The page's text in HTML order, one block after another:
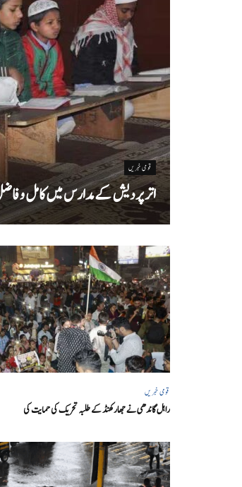
قومی خبریں
اتر پردیش کےمدارس میں کامل و فاضل
قومی خبریں
راہل گاندھی نے جھارکھنڈ کے طلبہ تحریک کی حمایت کی